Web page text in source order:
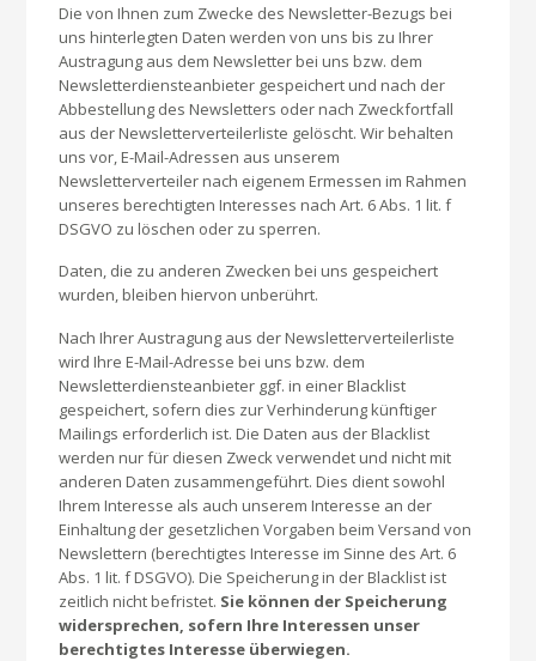
Die von Ihnen zum Zwecke des Newsletter-Bezugs bei
uns hinterlegten Daten werden von uns bis zu Ihrer
Austragung aus dem Newsletter bei uns bzw. dem
Newsletterdiensteanbieter gespeichert und nach der
Abbestellung des Newsletters oder nach Zweckfortfall
aus der Newsletterverteilerliste gelöscht. Wir behalten
uns vor, E-Mail-Adressen aus unserem
Newsletterverteiler nach eigenem Ermessen im Rahmen
unseres berechtigten Interesses nach Art. 6 Abs. 1 lit. f
DSGVO zu löschen oder zu sperren.
Daten, die zu anderen Zwecken bei uns gespeichert
wurden, bleiben hiervon unberührt.
Nach Ihrer Austragung aus der Newsletterverteilerliste
wird Ihre E-Mail-Adresse bei uns bzw. dem
Newsletterdiensteanbieter ggf. in einer Blacklist
gespeichert, sofern dies zur Verhinderung künftiger
Mailings erforderlich ist. Die Daten aus der Blacklist
werden nur für diesen Zweck verwendet und nicht mit
anderen Daten zusammengeführt. Dies dient sowohl
Ihrem Interesse als auch unserem Interesse an der
Einhaltung der gesetzlichen Vorgaben beim Versand von
Newslettern (berechtigtes Interesse im Sinne des Art. 6
Abs. 1 lit. f DSGVO). Die Speicherung in der Blacklist ist
zeitlich nicht befristet. Sie können der Speicherung
widersprechen, sofern Ihre Interessen unser
berechtigtes Interesse überwiegen.